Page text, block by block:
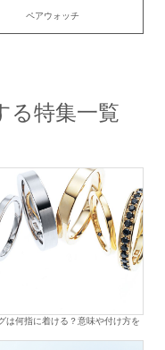
ペアウォッチ
る特集一覧
は何指に着ける？意味や付け方を